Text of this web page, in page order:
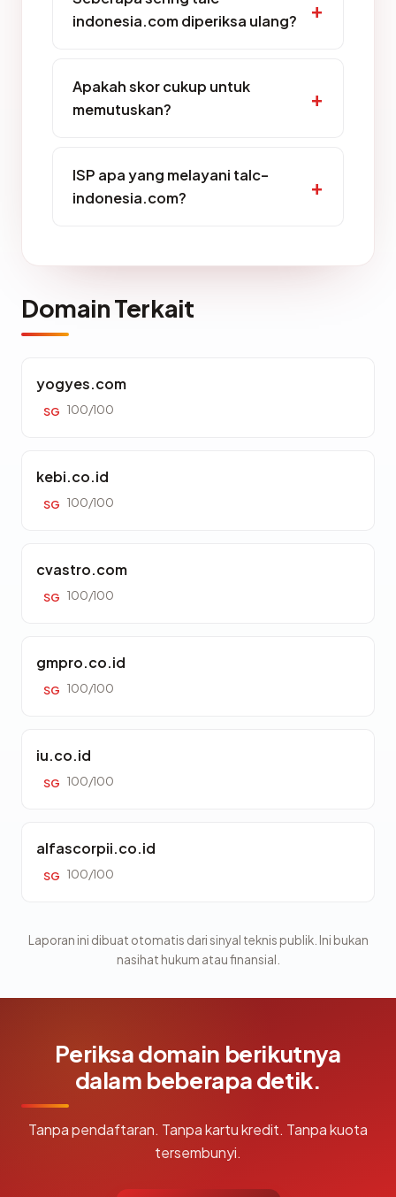
indonesia.com diperiksa ulang?
Apakah skor cukup untuk
memutuskan?
ISP apa yang melayani talc-
indonesia.com?
Domain Terkait
yogyes.com
SG 100/100
kebi.co.id
SG 100/100
cvastro.com
SG 100/100
gmpro.co.id
SG 100/100
iu.co.id
SG 100/100
alfascorpii.co.id
SG 100/100
Laporan ini dibuat otomatis dari sinyal teknis publik. Ini bukan
nasihat hukum atau finansial.
Periksa domain berikutnya
dalam beberapa detik.
Tanpa pendaftaran. Tanpa kartu kredit. Tanpa kuota
tersembunyi.